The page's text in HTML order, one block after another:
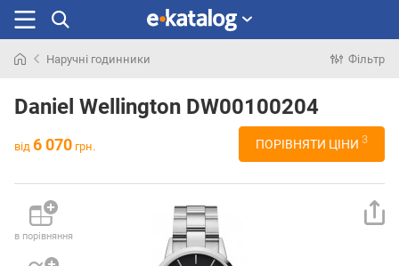
раніше
Наручні годинники Фільтр
Daniel Wellington DW00100204
від 6 070 грн. ПОРІВНЯТИ ЦІНИ 3
в порівняння